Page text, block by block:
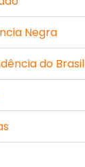
Negra
do Brasil